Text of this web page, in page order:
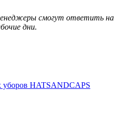
смогут ответить на
дни.